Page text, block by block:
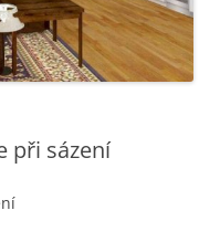
při sázení